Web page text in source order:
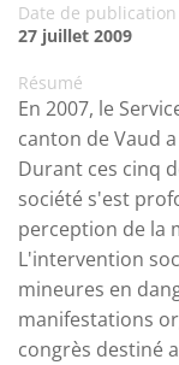
Date de publication
27 juillet 2009
Résumé
En 2007, le
canton de Vaud
Durant ces cinq
société s'est
perception de la
L'intervention
mineures en
manifestations
congrès destiné